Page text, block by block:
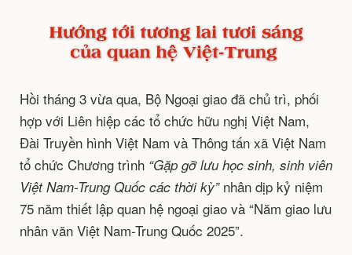
Hồi tháng 3 vừa qua, Bộ Ngoại giao đã chủ trì, phối
hợp với Liên hiệp các tổ chức hữu nghị Việt Nam,
Đài Truyền hình Việt Nam và Thông tấn xã Việt Nam
tổ chức Chương trình “Gặp gỡ lưu học sinh, sinh viên
Việt Nam-Trung Quốc các thời kỳ”nhân dịp kỷ niệm
75 năm thiết lập quan hệ ngoại giao và “Năm giao lưu
nhân văn Việt Nam-Trung Quốc 2025”.